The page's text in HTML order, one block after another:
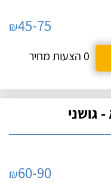
₪45-75
0 הצעות מחיר
גושני
₪60-90